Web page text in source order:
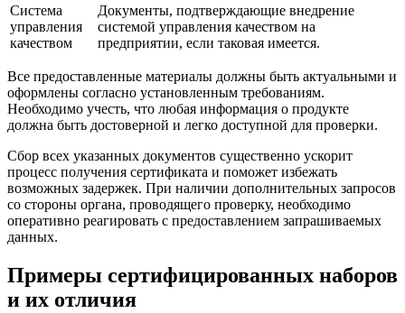
Система
управления
качеством
Документы, подтверждающие внедрение
системой управления качеством на
предприятии, если таковая имеется.
Все предоставленные материалы должны быть актуальными и
оформлены согласно установленным требованиям.
Необходимо учесть, что любая информация о продукте
должна быть достоверной и легко доступной для проверки.
Сбор всех указанных документов существенно ускорит
процесс получения сертификата и поможет избежать
возможных задержек. При наличии дополнительных запросов
со стороны органа, проводящего проверку, необходимо
оперативно реагировать с предоставлением запрашиваемых
данных.
Примеры сертифицированных наборов
и их отличия